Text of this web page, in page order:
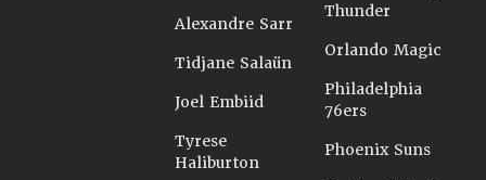
Alexandre Sarr
Tidjane Salaün
Joel Embiid
Tyrese
Haliburton
Thunder
Orlando Magic
Philadelphia
76ers
Phoenix Suns